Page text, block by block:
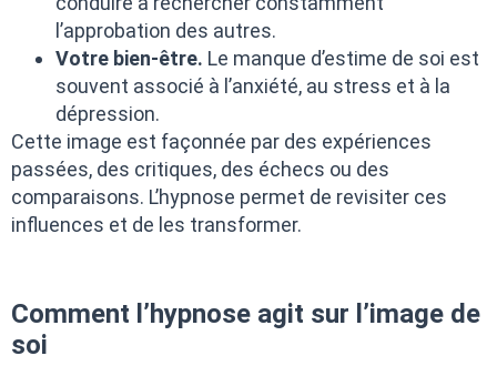
l’approbation des autres.
Votre bien-être. Le manque d’estime de soi est
souvent associé à l’anxiété, au stress et à la
dépression.
Cette image est façonnée par des expériences
passées, des critiques, des échecs ou des
comparaisons. L’hypnose permet de revisiter ces
influences et de les transformer.
Comment l’hypnose agit sur l’image de
soi